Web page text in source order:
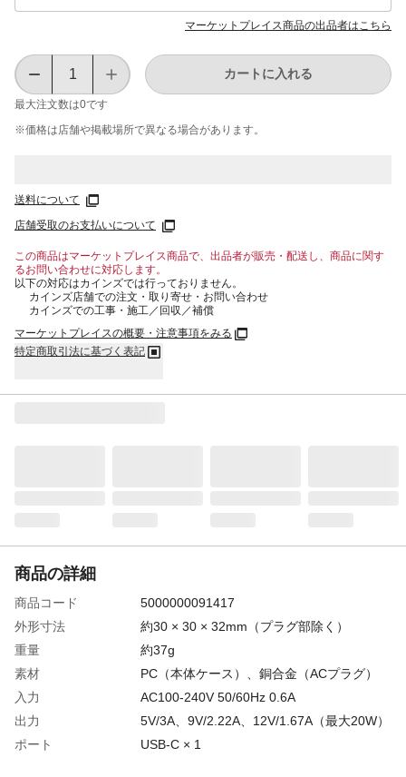
マーケットプレイス商品の出品者はこちら
最大注文数は0です
カートに入れる
※価格は​店舗や​掲載場所で​異なる​場合が​あります。
送料について
店舗受取のお支払いについて
この商品はマーケットプレイス商品で、出品者が販売・配送し、商品に関す
るお問い合わせに対応します。
以下の対応はカインズでは行っておりません。
カインズ店舗での注文・取り寄せ・お問い合わせ
カインズでの工事・施工／回収／補償
マーケットプレイスの概要・注意事項をみる
特定商取引法に基づく表記
商品の詳細
商品コード
5000000091417
外形寸法
約30 × 30 × 32mm（プラグ部除く）
重量
約37g
素材
PC（本体ケース）、銅合金（ACプラグ）
入力
AC100-240V 50/60Hz 0.6A
出力
5V/3A、9V/2.22A、12V/1.67A（最大20W）
ポート
USB-C × 1